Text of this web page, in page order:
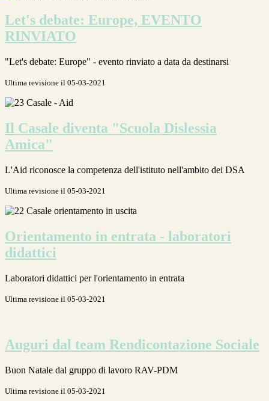
Let's debate: Europe, EVENTO
RINVIATO
"Let's debate: Europe" - evento rinviato a data da destinarsi
Ultima revisione il 05-03-2021
Il Casale diventa "Scuola Dislessia
Amica"
L'Aid riconosce la competenza dell'istituto nell'ambito dei DSA
Ultima revisione il 05-03-2021
Orientamento in entrata - laboratori
didattici
Laboratori didattici per l'orientamento in entrata
Ultima revisione il 05-03-2021
Auguri dal team Rendicontazione Sociale
Buon Natale dal gruppo di lavoro RAV-PDM
Ultima revisione il 05-03-2021